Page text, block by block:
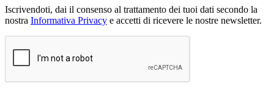
Iscrivendoti, dai il consenso al trattamento dei tuoi dati secondo la
nostra Informativa Privacy e accetti di ricevere le nostre newsletter.